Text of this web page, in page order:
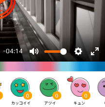
0
カッコイイ
0
アツイ
0
キュン